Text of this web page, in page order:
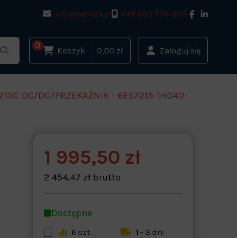
info@oem24.pl +48 683 778 005
0
Koszyk 0,00 zł Zaloguj się
DC/DC/PRZEKAŹNIK - 6ES7215-1HG40-
1 995,50 zł
2 454,47 zł brutto
Dostępne
6 szt.
1 - 3 dni